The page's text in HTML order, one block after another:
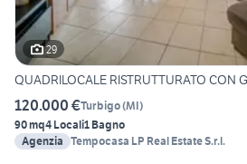
29
QUADRILOCALE RISTRUTTURATO CON
120.000 €Turbigo(MI)
90 mq4 Locali1 Bagno
Agenzia Tempocasa LP Real Estate S.r.l.